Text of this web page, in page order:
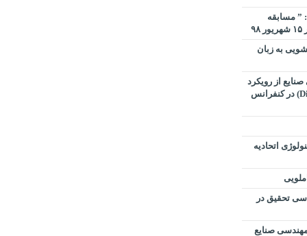
” مسابقه
به زبان
از رویکرد
تحول دیجیتال (Digital Transformation) در کنفرانس
اتحادیه
تحقیق در
صنایع